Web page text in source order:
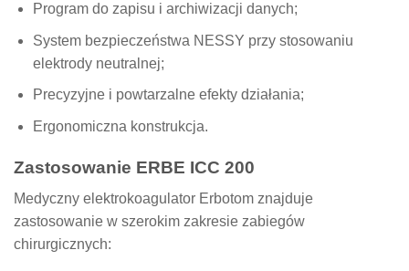
Program do zapisu i archiwizacji danych;
System bezpieczeństwa NESSY przy stosowaniu
elektrody neutralnej;
Precyzyjne i powtarzalne efekty działania;
Ergonomiczna konstrukcja.
Zastosowanie ERBE ICC 200
Medyczny elektrokoagulator Erbotom znajduje
zastosowanie w szerokim zakresie zabiegów
chirurgicznych: